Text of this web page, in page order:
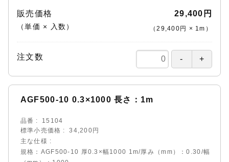
販売価格
（単価 × 入数）
29,400円
（29,400円 × 1m ）
注文数
AGF500-10 0.3×1000 長さ：1m
品番
15104
標準小売価格
34,200円
主な仕様
規格：AGF500-10 厚0.3×幅1000 1m/厚み（mm）：0.30/幅